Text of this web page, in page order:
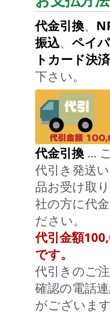
代金引換、
振込、 ペイ
トカード決済
下さい。
代金引換 …
代引き発送
品お受け取
社の方に代
ださい。
代引金額
です。
代引きのご
確認の電話
がございます